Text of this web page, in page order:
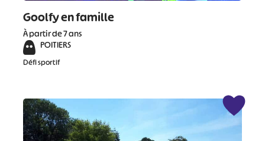
Goolfy en famille
À partir de 7 ans
POITIERS
Défi sportif